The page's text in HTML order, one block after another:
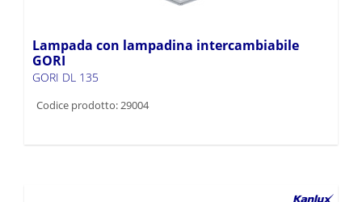
Lampada con lampadina intercambiabile
GORI
GORI DL 135
Codice prodotto: 29004